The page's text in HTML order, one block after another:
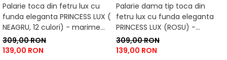
Palarie toca din fetru lux cu
funda eleganta PRINCESS LUX (
NEAGRU, 12 culori) - marime
unica, reglabila
309,00 RON
139,00 RON
Palarie dama tip toca din
fetru lux cu funda eleganta
PRINCESS LUX (ROSU) -
marime unica, reglabila
309,00 RON
139,00 RON